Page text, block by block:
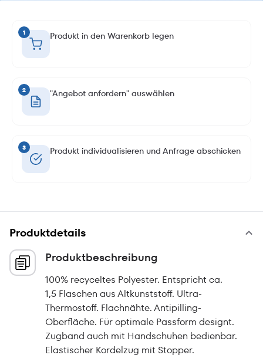
1 Produkt in den Warenkorb legen
2 "Angebot anfordern" auswählen
3 Produkt individualisieren und Anfrage abschicken
Produktdetails
Produktbeschreibung
100% recyceltes Polyester. Entspricht ca.
1,5 Flaschen aus Altkunststoff. Ultra-
Thermostoff. Flachnähte. Antipilling-
Oberfläche. Für optimale Passform designt.
Zugband auch mit Handschuhen bedienbar.
Elastischer Kordelzug mit Stopper.